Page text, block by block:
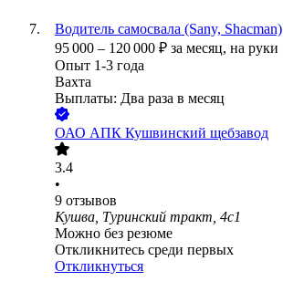
Водитель самосвала (Sany, Shacman)
95 000 – 120 000 ₽ за месяц, на руки
Опыт 1-3 года
Вахта
Выплаты: Два раза в месяц
ОАО АПК Кушвинский щебзавод
3.4
•
9 отзывов
Кушва, Туринский тракт, 4с1
Можно без резюме
Откликнитесь среди первых
Откликнуться